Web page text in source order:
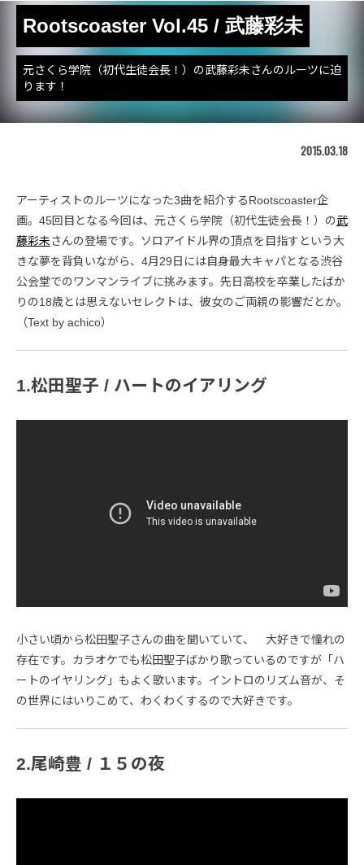
Rootscoaster Vol.45 / 武藤彩未
元さくら学院（初代生徒会長！）の武藤彩未さんのルーツに迫
ります！
2015.03.18
アーティストのルーツになった3曲を紹介するRootscoaster企
画。45回目となる今回は、元さくら学院（初代生徒会長！）の武
藤彩未さんの登場です。ソロアイドル界の頂点を目指すという大
きな夢を背負いながら、4月29日には自身最大キャパとなる渋谷
公会堂でのワンマンライブに挑みます。先日高校を卒業したばか
りの18歳とは思えないセレクトは、彼女のご両親の影響だとか。
（Text by achico）
1.松田聖子 / ハートのイアリング
小さい頃から松田聖子さんの曲を聞いていて、 大好きで憧れの
存在です。カラオケでも松田聖子ばかり歌っているのですが「ハ
ートのイヤリング」もよく歌います。イントロのリズム音が、そ
の世界にはいりこめて、わくわくするので大好きです。
2.尾崎豊 / １５の夜